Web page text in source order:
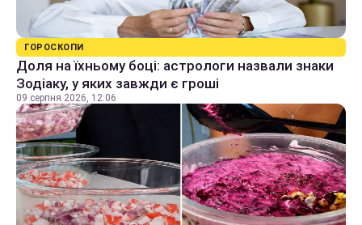
ГОРОСКОПИ
Доля на їхньому боці: астрологи назвали знаки
Зодіаку, у яких завжди є гроші
09 серпня 2026, 12:06